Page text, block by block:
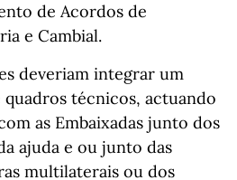
de Acordos de
e Cambial.
deveriam integrar um
técnicos, actuando
as Embaixadas junto dos
ajuda e ou junto das
multilaterais ou dos